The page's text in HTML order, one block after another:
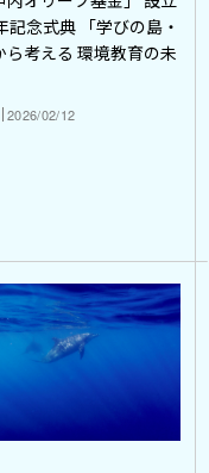
記念式典 「学びの島・
ら考える 環境教育の未
2026/02/12